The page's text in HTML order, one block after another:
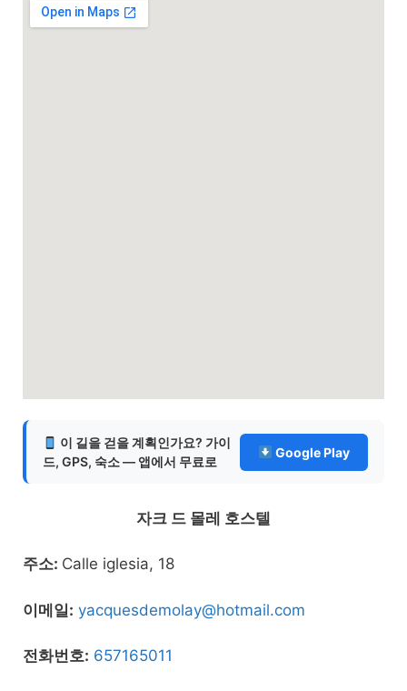
이 길을 걷을 계획인가요? 가이
드, GPS, 숙소 — 앱에서 무료로
Google Play
자크 드 몰레 호스텔
주소: Calle iglesia, 18
이메일: yacquesdemolay@hotmail.com
전화번호: 657165011